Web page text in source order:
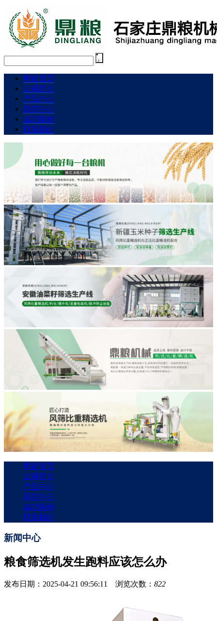
网站首页
公司简介
产品中心
新闻中心
成功案例
联系我们
网站首页
公司简介
产品中心
新闻中心
成功案例
联系我们
新闻中心
粮食筛选机发生跑料应该怎么办
发布日期：2025-04-21 09:56:11 浏览次数： 822